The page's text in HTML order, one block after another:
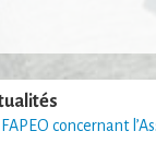
concernant
en
Web
utilisé.